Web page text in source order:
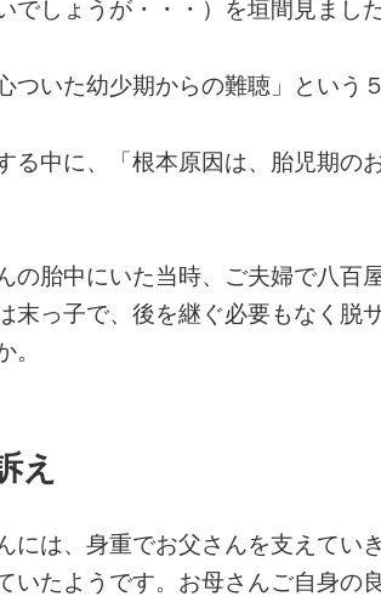
でしょうが・・・）を垣間見ました
ついた幼少期からの難聴」という
る中に、「根本原因は、胎児期の
の胎中にいた当時、ご夫婦で八百
末っ子で、後を継ぐ必要もなく脱
え
には、身重でお父さんを支えてい
いたようです。お母さんご自身の